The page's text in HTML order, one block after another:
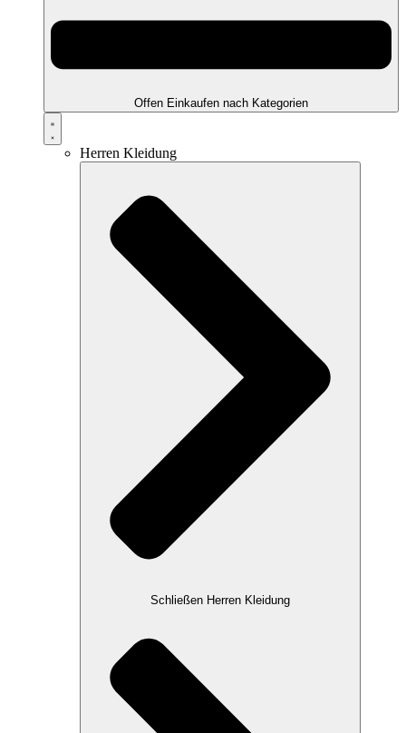
Offen Einkaufen nach Kategorien
Herren Kleidung
Schließen Herren Kleidung